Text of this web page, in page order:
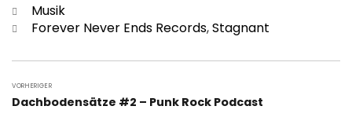
Kategorien
Musik
Schlagwörter
Forever Never Ends Records,Stagnant
VORHERIGER
Vorheriger
Dachbodensätze #2 – Punk Rock Podcast